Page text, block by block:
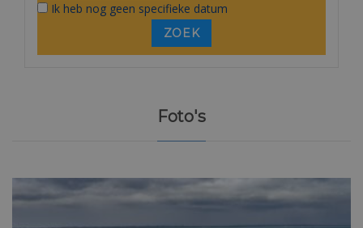
Ik heb nog geen specifieke datum
Foto's